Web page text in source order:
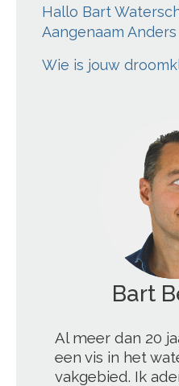
Hallo Bart
Aangenaam Anders
Wie is jouw
Bart
Al meer dan 20
een vis in het
vakgebied. Ik